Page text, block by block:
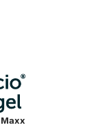
Maxx